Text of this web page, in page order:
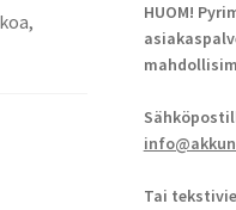
HUOM!
Tai